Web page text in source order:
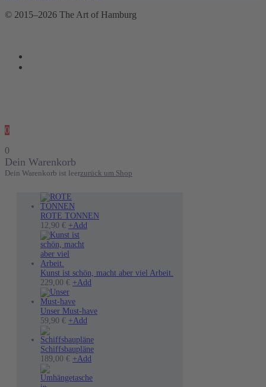
© 2015–2026 The Art of Hamburg
0
0
Dein Warenkorb
Dein Warenkorb ist leerzurück um Shop
ROTE TONNEN
12,90 € +Add
Kunst ist schön, macht aber viel Arbeit.
229,00 € +Add
mehrere
Die
Optionen
der
Unser Must-have
59,90 € +Add
weist
mehrere
Varianten
Die
Schiffsbaupläne
189,00 € +Add